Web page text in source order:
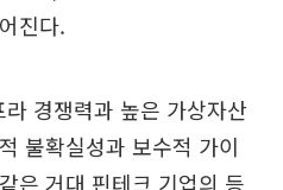
진다.
경쟁력과 높은 가상자산
불확실성과 보수적 가이
은 거대 핀테크 기업의 등